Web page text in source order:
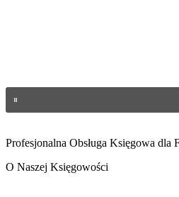
Profesjonalna Obsługa Księgowa dla
O Naszej Księgowości